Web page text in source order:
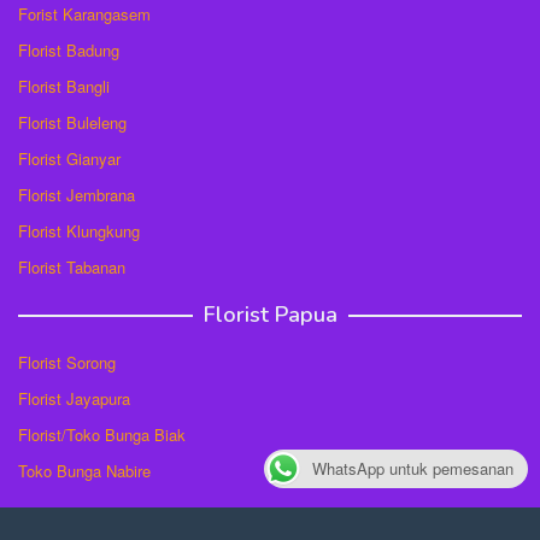
Forist Karangasem
Florist Badung
Florist Bangli
Florist Buleleng
Florist Gianyar
Florist Jembrana
Florist Klungkung
Florist Tabanan
Florist Papua
Florist Sorong
Florist Jayapura
Florist/Toko Bunga Biak
Toko Bunga Nabire
WhatsApp untuk pemesanan